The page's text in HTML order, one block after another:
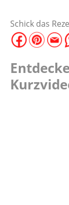
Schick das